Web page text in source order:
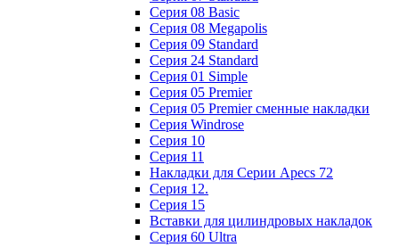
Cерия 08 Basic
Cерия 08 Megapolis
Cерия 09 Standard
Cерия 24 Standard
Серия 01 Simple
Серия 05 Premier
Серия 05 Premier сменные накладки
Cерия Windrose
Серия 10
Серия 11
Накладки для Серии Apecs 72
Серия 12.
Серия 15
Вставки для цилиндровых накладок
Серия 60 Ultra